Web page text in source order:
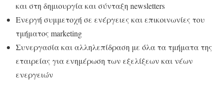
και στη δημιουργία και σύνταξη newsletters
Ενεργή συμμετοχή σε ενέργειες και επικοινωνίες του
τμήματος marketing
Συνεργασία και αλληλεπίδραση με όλα τα τμήματα της
εταιρείας για ενημέρωση των εξελίξεων και νέων
ενεργειών